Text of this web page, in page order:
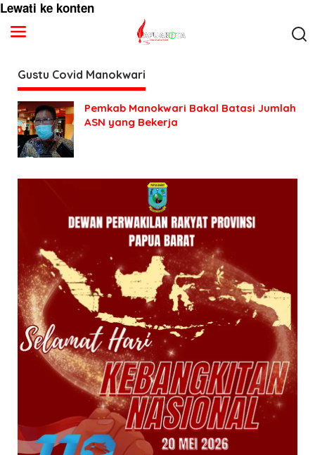
Lewati ke konten
Gustu Covid Manokwari
Pemkab Manokwari Bakal Batasi Jumlah
ASN yang Bekerja